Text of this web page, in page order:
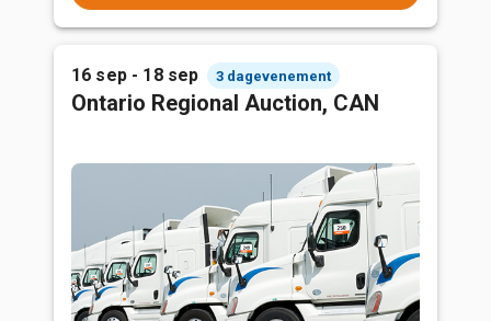
16 sep - 18 sep 3 dagevenement
Ontario Regional Auction, CAN